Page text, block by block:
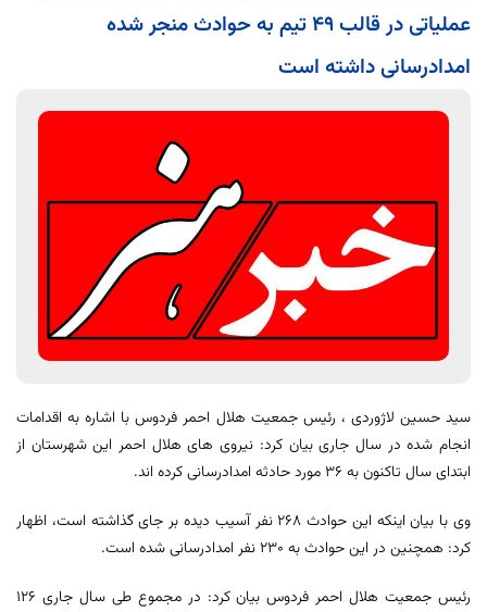
عملیاتی در قالب 49 تیم به حوادث منجر شده
امدادرسانی داشته است
سید حسین لاژوردی ، رئیس جمعیت هلال احمر فردوس با اشاره به اقدامات
انجام شده در سال جاری بیان کرد: نیروی های هلال احمر این شهرستان از
ابتدای سال تاکنون به 36 مورد حادثه امدادرسانی کرده اند.
وی با بیان اینکه این حوادث 268 نفر آسیب دیده بر جای گذاشته است، اظهار
کرد: همچنین در این حوادث به 230 نفر امدادرسانی شده است.
رئیس جمعیت هلال احمر فردوس بیان کرد: در مجموع طی سال جاری 126